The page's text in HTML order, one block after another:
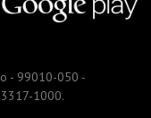
- 99010-050 -
1000.